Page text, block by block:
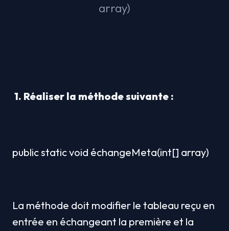
array)
1. Réaliser la méthode suivante :
public static void échangeMeta(int[] array)
La méthode doit modifier le tableau reçu en
entrée en échangeant la première et la